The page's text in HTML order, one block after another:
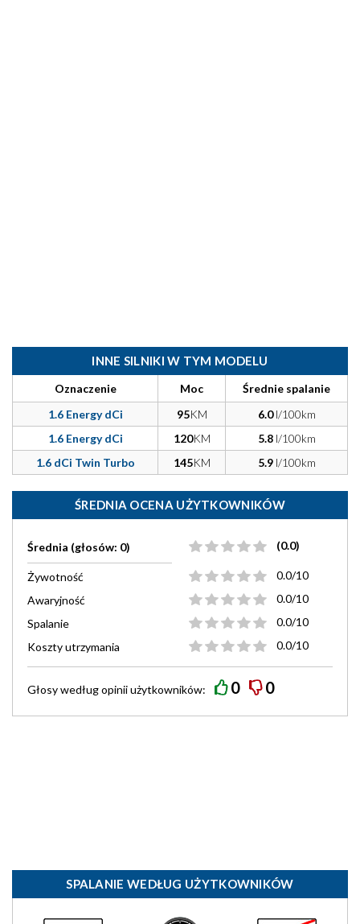
INNE SILNIKI W TYM MODELU
Oznaczenie Moc
Średnie spalanie
1.6 Energy dCi
95KM 6.0l/100km
1.6 Energy dCi
120KM 5.8l/100km
1.6 dCi Twin Turbo
145KM 5.9l/100km
ŚREDNIA OCENA UŻYTKOWNIKÓW
Średnia (głosów: 0) (0.0)
Żywotność
0.0/10
Awaryjność
0.0/10
Spalanie
0.0/10
Koszty utrzymania
0.0/10
Głosy wedługopiniiużytkowników: 0 0
SPALANIE WEDŁUG UŻYTKOWNIKÓW